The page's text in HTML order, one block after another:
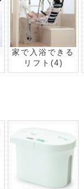
家で入浴できる
リフト (4)